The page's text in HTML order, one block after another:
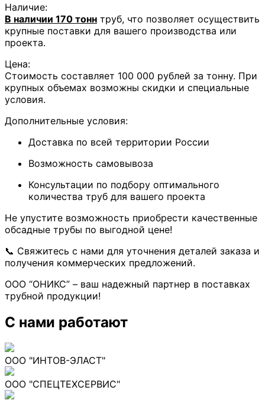
Наличие:
В наличии 170 тонн труб, что позволяет осуществить
крупные поставки для вашего производства или
проекта.
Цена:
Стоимость составляет 100 000 рублей за тонну. При
крупных объемах возможны скидки и специальные
условия.
Дополнительные условия:
Доставка по всей территории России
Возможность самовывоза
Консультации по подбору оптимального
количества труб для вашего проекта
Не упустите возможность приобрести качественные
обсадные трубы по выгодной цене!
📞 Свяжитесь с нами для уточнения деталей заказа и
получения коммерческих предложений.
ООО “ОНИКС” – ваш надежный партнер в поставках
трубной продукции!
С нами работают
ООО "ИНТОВ-ЭЛАСТ"
ООО "СПЕЦТЕХСЕРВИС"